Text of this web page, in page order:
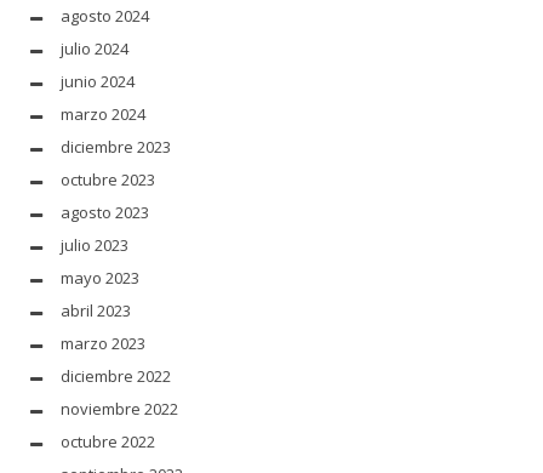
agosto 2024
julio 2024
junio 2024
marzo 2024
diciembre 2023
octubre 2023
agosto 2023
julio 2023
mayo 2023
abril 2023
marzo 2023
diciembre 2022
noviembre 2022
octubre 2022